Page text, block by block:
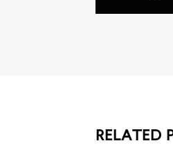
RELATED